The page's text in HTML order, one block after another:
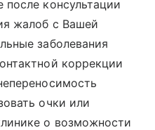
консультации
жалоб с Вашей
заболевания
коррекции
очки или
о возможности